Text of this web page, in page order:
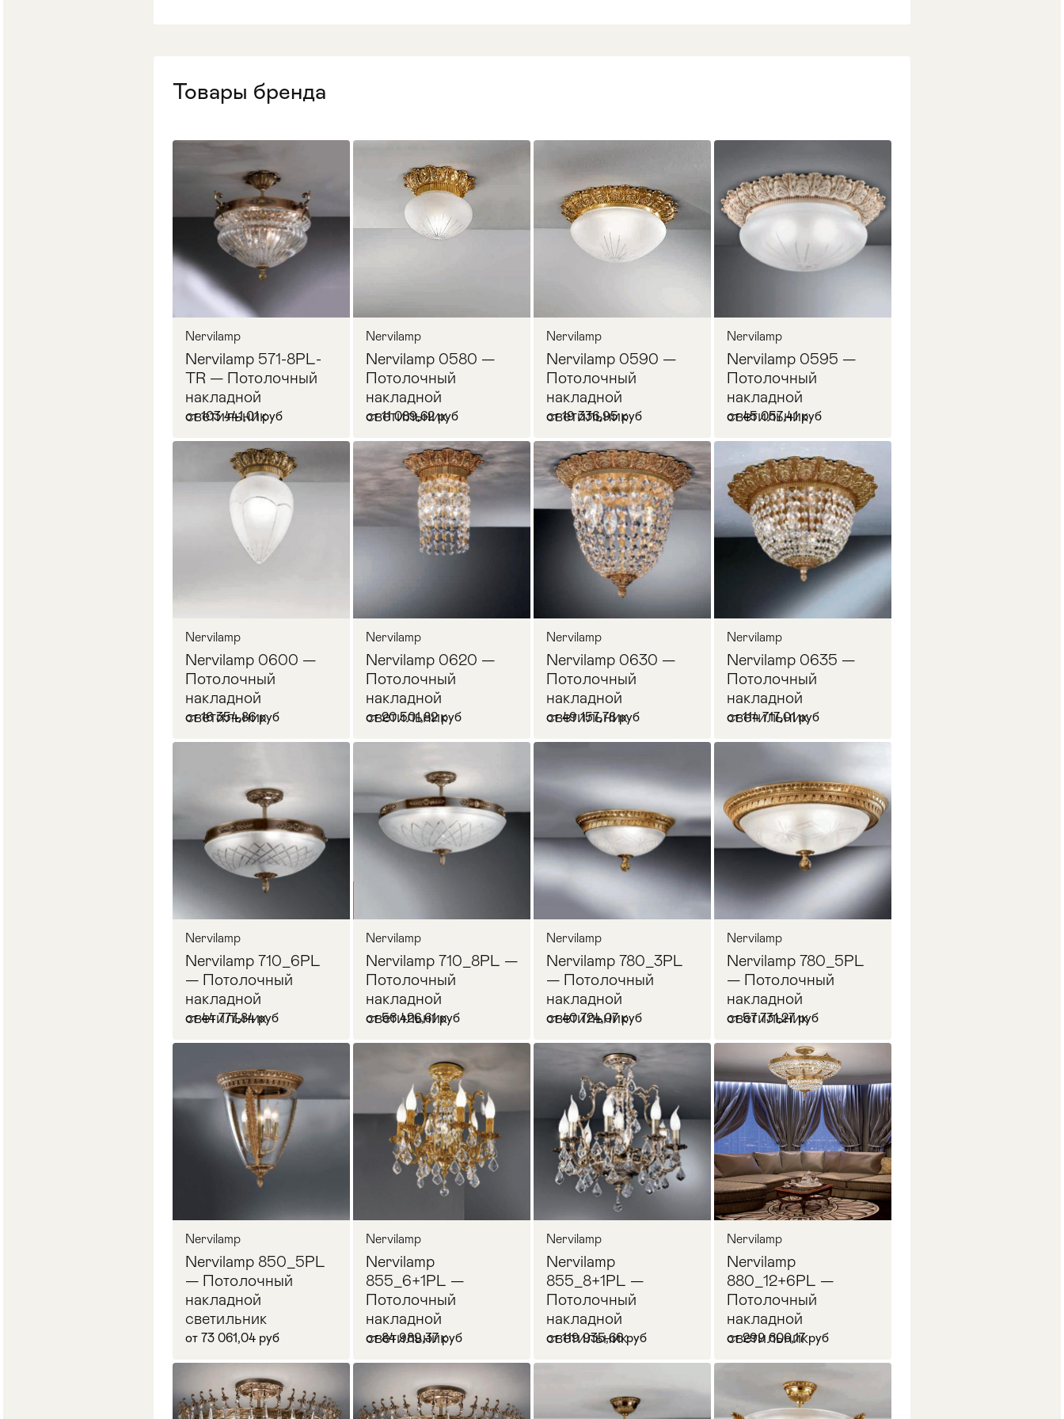
Товары бренда
В корзину
Nervilamp
Nervilamp 571-8PL-
TR — Потолочный
накладной
светильник
от 103 441,01 руб
В корзину
Nervilamp
Nervilamp 0580 —
Потолочный
накладной
светильник
от 11 089,62 руб
В корзину
Nervilamp
Nervilamp 0590 —
Потолочный
накладной
светильник
от 19 336,95 руб
В корзину
Nervilamp
Nervilamp 0595 —
Потолочный
накладной
светильник
от 45 057,41 руб
Nervilamp
Nervilamp 0600 —
Потолочный
накладной
светильник
от 16 354,86 руб
В корзину
Nervilamp
Nervilamp 0620 —
Потолочный
накладной
светильник
от 20 501,82 руб
В корзину
Nervilamp
Nervilamp 0630 —
Потолочный
накладной
светильник
от 49 157,78 руб
В корзину
Nervilamp
Nervilamp 0635 —
Потолочный
накладной
светильник
от 114 717,01 руб
В корзину
Nervilamp
Nervilamp 710_6PL
— Потолочный
накладной
светильник
от 44 777,84 руб
В корзину
Nervilamp
Nervilamp 710_8PL —
Потолочный
накладной
светильник
от 56 426,61 руб
В корзину
Nervilamp
Nervilamp 780_3PL
— Потолочный
накладной
светильник
от 40 724,07 руб
В корзину
Nervilamp
Nervilamp 780_5PL
— Потолочный
накладной
светильник
от 57 731,27 руб
В корзину
Nervilamp
Nervilamp 850_5PL
— Потолочный
накладной
светильник
от 73 061,04 руб
В корзину
Nervilamp
Nervilamp
855_6+1PL —
Потолочный
накладной
светильник
от 84 989,37 руб
Nervilamp
Nervilamp
855_8+1PL —
Потолочный
накладной
светильник
от 119 935,66 руб
Nervilamp
Nervilamp
880_12+6PL —
Потолочный
накладной
светильник
от 299 606,17 руб